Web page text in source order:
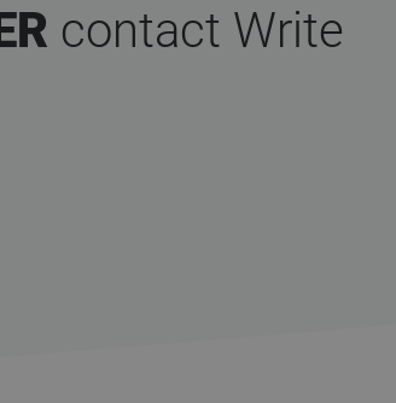
contact Write